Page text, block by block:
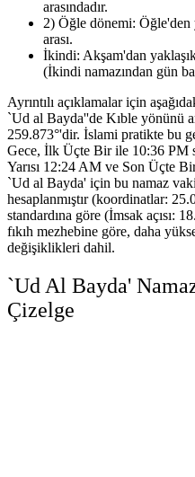
arasındadır.
2) Öğle dönemi:
arası.
İkindi: Akşam'dan
(İkindi namazından gün
Ayrıntılı açıklamalar için
`Ud al Bayda''de Kıble yönünü
259.873°'dir. İslami pratikte bu
Gece, İlk Üçte Bir ile 10:36 PM
Yarısı 12:24 AM ve Son Üçte
`Ud al Bayda' için bu namaz
hesaplanmıştır (koordinatlar:
standardına göre (İmsak açısı:
fıkıh mezhebine göre, daha
değişiklikleri dahil.
`Ud Al Bayda'
Çizelge